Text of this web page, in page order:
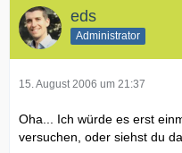
eds
Administrator
15. August 2006 um 21:37
Oha... Ich würde es erst
versuchen, oder siehst du